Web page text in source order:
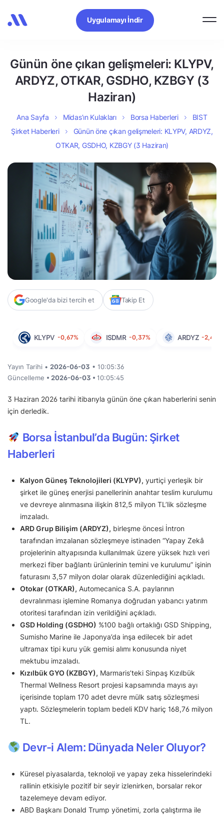
Uygulamayı İndir
Günün öne çıkan gelişmeleri: KLYPV,
ARDYZ, OTKAR, GSDHO, KZBGY (3
Haziran)
Ana Sayfa Midas’ın Kulakları Borsa Haberleri
BIST
Şirket Haberleri
Günün öne çıkan gelişmeleri: KLYPV, ARDYZ,
OTKAR, GSDHO, KZBGY (3 Haziran)
Google'da bizi tercih et Takip Et
KLYPV -0,67% ISDMR -0,37% ARDYZ -2,47%
Yayın Tarihi • 2026-06-03 • 10:05:36
Güncelleme • 2026-06-03 • 10:05:45
3 Haziran 2026 tarihi itibarıyla günün öne çıkan haberlerini senin
için derledik.
Borsa İstanbul’da Bugün: Şirket
Haberleri
Kalyon Güneş Teknolojileri (KLYPV), yurtiçi yerleşik bir
şirket ile güneş enerjisi panellerinin anahtar teslim kurulumu
ve devreye alınmasına ilişkin 812,5 milyon TL’lik sözleşme
imzaladı.
ARD Grup Bilişim (ARDYZ), birleşme öncesi İntron
tarafından imzalanan sözleşmeye istinaden “Yapay Zekâ
projelerinin altyapısında kullanılmak üzere yüksek hızlı veri
merkezi fiber bağlantı ürünlerinin temini ve kurulumu” işinin
faturasını 3,57 milyon dolar olarak düzenlediğini açıkladı.
Otokar (OTKAR), Automecanica S.A. paylarının
devralınması işlemine Romanya doğrudan yabancı yatırım
otoritesi tarafından izin verildiğini açıkladı.
GSD Holding (GSDHO) %100 bağlı ortaklığı GSD Shipping,
Sumisho Marine ile Japonya’da inşa edilecek bir adet
ultramax tipi kuru yük gemisi alımı konusunda niyet
mektubu imzaladı.
Kızılbük GYO (KZBGY), Marmaris’teki Sinpaş Kızılbük
Thermal Wellness Resort projesi kapsamında mayıs ayı
içerisinde toplam 170 adet devre mülk satış sözleşmesi
yaptı. Sözleşmelerin toplam bedeli KDV hariç 168,76 milyon
TL.
Devr-i Alem: Dünyada Neler Oluyor?
Küresel piyasalarda, teknoloji ve yapay zeka hisselerindeki
rallinin etkisiyle pozitif bir seyir izlenirken, borsalar rekor
tazelemeye devam ediyor.
ABD Başkanı Donald Trump yönetimi, zorla çalıştırma ile